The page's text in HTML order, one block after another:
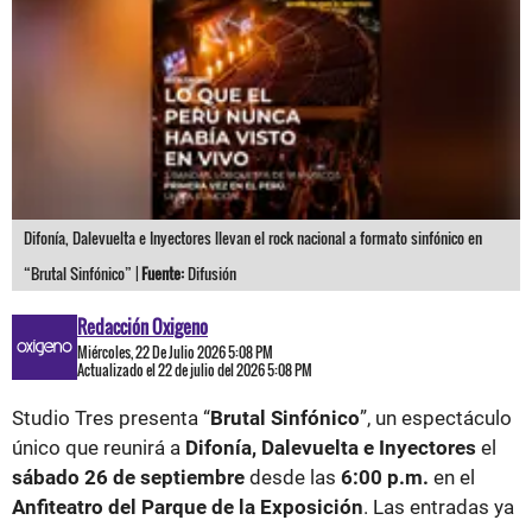
Difonía, Dalevuelta e Inyectores llevan el rock nacional a formato sinfónico en
“Brutal Sinfónico” |Fuente:Difusión
Redacción Oxigeno
Miércoles, 22 De Julio 2026 5:08 PM
Actualizado el 22 de julio del 2026 5:08 PM
Studio Tres presenta “Brutal Sinfónico”, un espectáculo
único que reunirá a Difonía, Dalevuelta e Inyectores el
sábado 26 de septiembre desde las 6:00 p.m. en el
Anfiteatro del Parque de la Exposición. Las entradas ya